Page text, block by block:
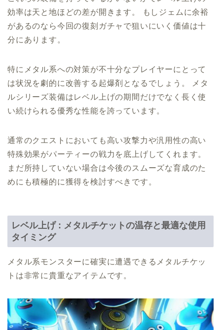
効率は天と地ほどの差が開きます。 もしジェムに余裕
があるのなら今回の復刻ガチャで狙いにいく価値は十
分にあります。
特にメタル系への対策が不十分なプレイヤーにとって
は状況を劇的に改善する起爆剤となるでしょう。 メタ
ルシリーズ装備はレベル上げの期間だけでなく長く使
い続けられる優秀な性能を誇っています。
通常のクエストにおいても高い攻撃力や汎用性の高い
特殊効果がパーティーの戦力を底上げしてくれます。
まだ所持していない場合は今後のスムーズな育成のた
めにも積極的に獲得を検討すべきです。
レベル上げ : メタルチケットの温存と最適な使用
タイミング
メタル系モンスターに確実に遭遇できるメタルチケッ
トは非常に貴重なアイテムです。